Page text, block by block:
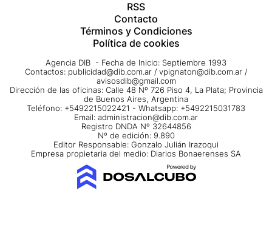
RSS
Contacto
Términos y Condiciones
Política de cookies
Agencia DIB - Fecha de Inicio: Septiembre 1993
Contactos: publicidad@dib.com.ar / vpignaton@dib.com.ar /
avisosdib@gmail.com
Dirección de las oficinas: Calle 48 Nº 726 Piso 4, La Plata; Provincia
de Buenos Aires, Argentina
Teléfono: +5492215022421 - Whatsapp: +5492215031783
Email: administracion@dib.com.ar
Registro DNDA Nº 32644856
Nº de edición: 9.890
Editor Responsable: Gonzalo Julián Irazoqui
Empresa propietaria del medio: Diarios Bonaerenses SA